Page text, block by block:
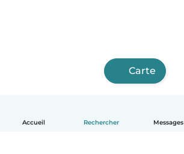
Accueil Rechercher Messages
Carte